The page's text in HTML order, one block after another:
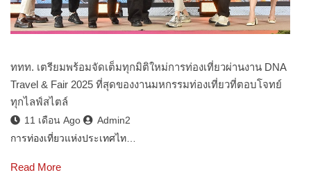
ททท. เตรียมพร้อมจัดเต็มทุกมิติใหม่การท่องเที่ยวผ่านงาน DNA
Travel & Fair 2025 ที่สุดของงานมหกรรมท่องเที่ยวที่ตอบโจทย์
ทุกไลฟ์สไตล์
11 เดือน Ago
Admin2
การท่องเที่ยวแห่งประเทศไท…
Read More